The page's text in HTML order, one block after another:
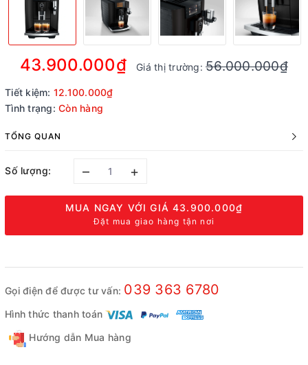
43.900.000₫ Giá thị trường:56.000.000₫
Tiết kiệm: 12.100.000₫
Tình trạng: Còn hàng
TỔNG QUAN
Số lượng: – +
MUA NGAY VỚI GIÁ43.900.000₫
Đặt mua giao hàng tận nơi
Gọi điện để được tư vấn: 039 363 6780
Hình thức thanh toán
Hướng dẫn Mua hàng